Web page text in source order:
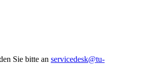
Sie bitte an servicedesk@tu-